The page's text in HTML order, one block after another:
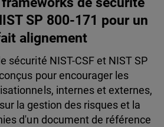
SP 800-171 pour un
alignement
sécurité NIST-CSF et NIST SP
pour encourager les
internes et externes,
la gestion des risques et la
d'un document de référence